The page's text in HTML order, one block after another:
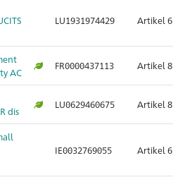
LU1931974429 Artikel 6
AC
FR0000437113 Artikel 8
dis
LU0629460675 Artikel 8
IE0032769055 Artikel 6